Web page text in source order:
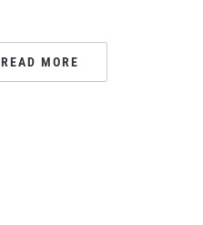
READ MORE